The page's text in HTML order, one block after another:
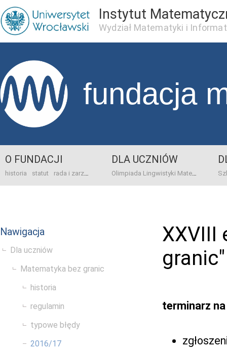
Instytut
Wydział Matematyki i
fundacja
O FUNDACJI
historia statut rada i zarząd dane bankowo-adresowe kontakt
DLA UCZNIÓW
Olimpiada Lingwistyki Matematycznej
Nawigacja
Dla uczniów
Matematyka bez granic
historia
regulamin
typowe błędy
2016/17
XXVIII
terminarz